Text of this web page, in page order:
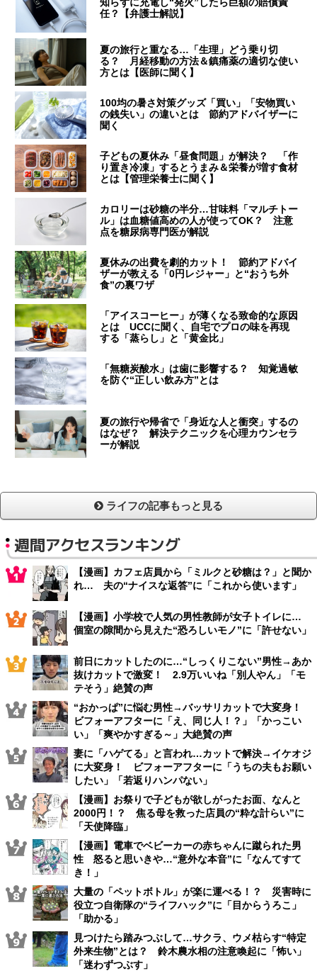
任？【弁護士解説】
夏の旅行と重なる…「生理」どう乗り切
る？ 月経移動の方法＆鎮痛薬の適切な使い
方とは【医師に聞く】
100均の暑さ対策グッズ「買い」「安物買い
の銭失い」の違いとは 節約アドバイザーに
聞く
子どもの夏休み「昼食問題」が解決？ 「作
り置き冷凍」するとうまみ＆栄養が増す食材
とは【管理栄養士に聞く】
カロリーは砂糖の半分…甘味料「マルチトー
ル」は血糖値高めの人が使ってOK？ 注意
点を糖尿病専門医が解説
夏休みの出費を劇的カット！ 節約アドバイ
ザーが教える「0円レジャー」と“おうち外
食”の裏ワザ
「アイスコーヒー」が薄くなる致命的な原因
とは UCCに聞く、自宅でプロの味を再現
する「蒸らし」と「黄金比」
「無糖炭酸水」は歯に影響する？ 知覚過敏
を防ぐ“正しい飲み方”とは
夏の旅行や帰省で「身近な人と衝突」するの
はなぜ？ 解決テクニックを心理カウンセラ
ーが解説
ライフの記事もっと見る
週間アクセスランキング
【漫画】カフェ店員から「ミルクと砂糖は？」と聞か
れ… 夫の“ナイスな返答”に「これから使います」
【漫画】小学校で人気の男性教師が女子トイレに…
個室の隙間から見えた“恐ろしいモノ”に「許せない」
前日にカットしたのに…“しっくりこない”男性→あか
抜けカットで激変！ 2.9万いいね「別人やん」「モ
テそう」絶賛の声
“おかっぱ”に悩む男性→バッサリカットで大変身！
ビフォーアフターに「え、同じ人！？」「かっこい
い」「爽やかすぎる～」大絶賛の声
妻に「ハゲてる」と言われ…カットで解決→イケオジ
に大変身！ ビフォーアフターに「うちの夫もお願い
したい」「若返りハンパない」
【漫画】お祭りで子どもが欲しがったお面、なんと
2000円！？ 焦る母を救った店員の“粋な計らい”に
「天使降臨」
【漫画】電車でベビーカーの赤ちゃんに蹴られた男
性 怒ると思いきや…“意外な本音”に「なんてすて
き！」
大量の「ペットボトル」が楽に運べる！？ 災害時に
役立つ自衛隊の“ライフハック”に「目からうろこ」
「助かる」
見つけたら踏みつぶして…サクラ、ウメ枯らす“特定
外来生物”とは？ 鈴木農水相の注意喚起に「怖い」
「迷わずつぶす」